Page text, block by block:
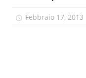
Febbraio 17, 2013